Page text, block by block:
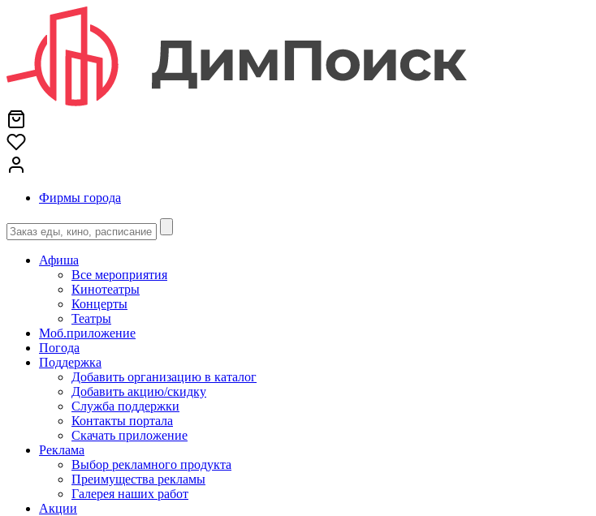
Фирмы города
Афиша
Все мероприятия
Кинотеатры
Концерты
Театры
Моб.приложение
Погода
Поддержка
Добавить организацию в каталог
Добавить акцию/скидку
Служба поддержки
Контакты портала
Скачать приложение
Реклама
Выбор рекламного продукта
Преимущества рекламы
Галерея наших работ
Акции